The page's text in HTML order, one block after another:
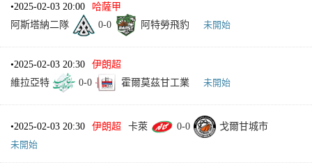
•2025-02-03 20:00
哈薩甲
阿斯塔納二隊
0-0 阿特勞飛豹 未開始
•2025-02-03 20:30
伊朗超
維拉亞特
0-0 霍爾莫茲甘工業 未開始
•2025-02-03 20:30 伊朗超 卡萊 0-0
戈爾甘城市
未開始